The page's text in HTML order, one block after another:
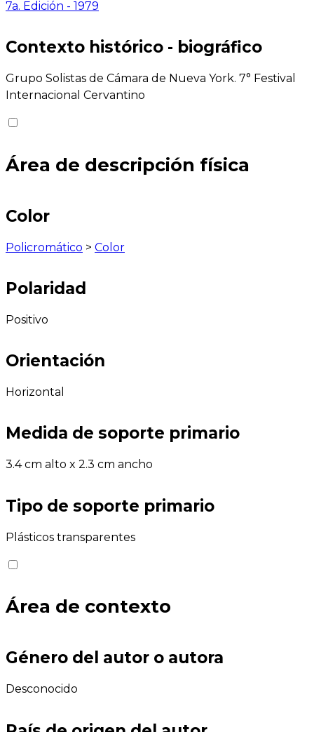
7a. Edición - 1979
Contexto histórico - biográfico
Grupo Solistas de Cámara de Nueva York. 7° Festival
Internacional Cervantino
Área de descripción física
Color
Policromático > Color
Polaridad
Positivo
Orientación
Horizontal
Medida de soporte primario
3.4 cm alto x 2.3 cm ancho
Tipo de soporte primario
Plásticos transparentes
Área de contexto
Género del autor o autora
Desconocido